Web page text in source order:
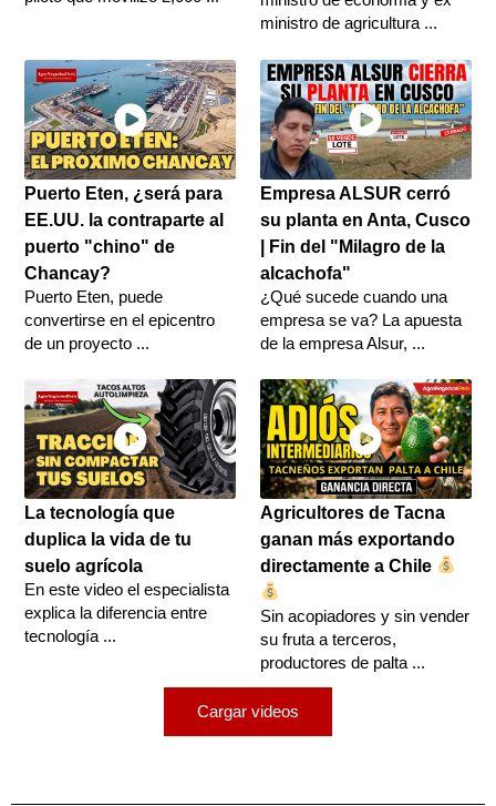
ministro de agricultura ...
Puerto Eten, ¿será para
EE.UU. la contraparte al
puerto "chino" de
Chancay?
Puerto Eten, puede
convertirse en el epicentro
de un proyecto ...
Empresa ALSUR cerró
su planta en Anta, Cusco
| Fin del "Milagro de la
alcachofa"
¿Qué sucede cuando una
empresa se va? La apuesta
de la empresa Alsur, ...
La tecnología que
duplica la vida de tu
suelo agrícola
En este video el especialista
explica la diferencia entre
tecnología ...
Agricultores de Tacna
ganan más exportando
directamente a Chile
Sin acopiadores y sin vender
su fruta a terceros,
productores de palta ...
Cargar videos